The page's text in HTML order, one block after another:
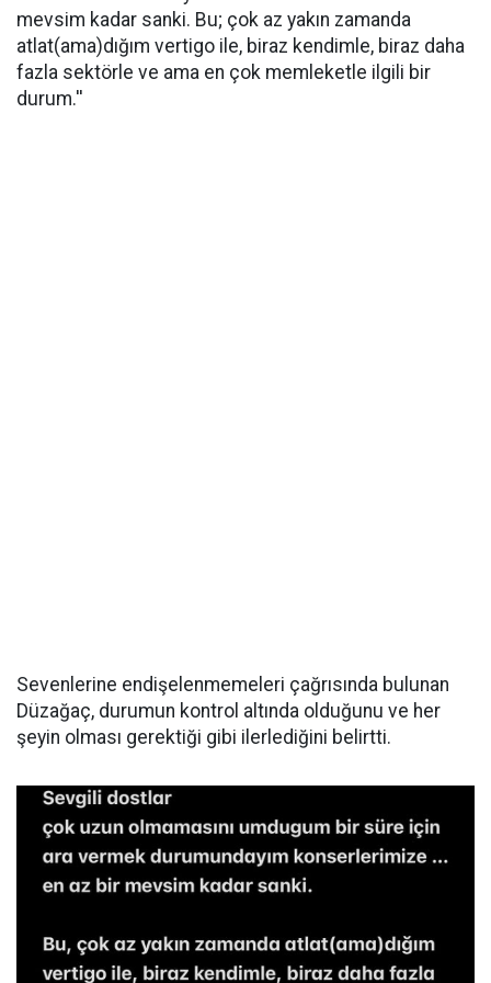
mevsim kadar sanki. Bu; çok az yakın zamanda
atlat(ama)dığım vertigo ile, biraz kendimle, biraz daha
fazla sektörle ve ama en çok memleketle ilgili bir
durum.''
Sevenlerine endişelenmemeleri çağrısında bulunan
Düzağaç, durumun kontrol altında olduğunu ve her
şeyin olması gerektiği gibi ilerlediğini belirtti.